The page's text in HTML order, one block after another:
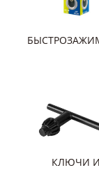
КЛЮЧИ И